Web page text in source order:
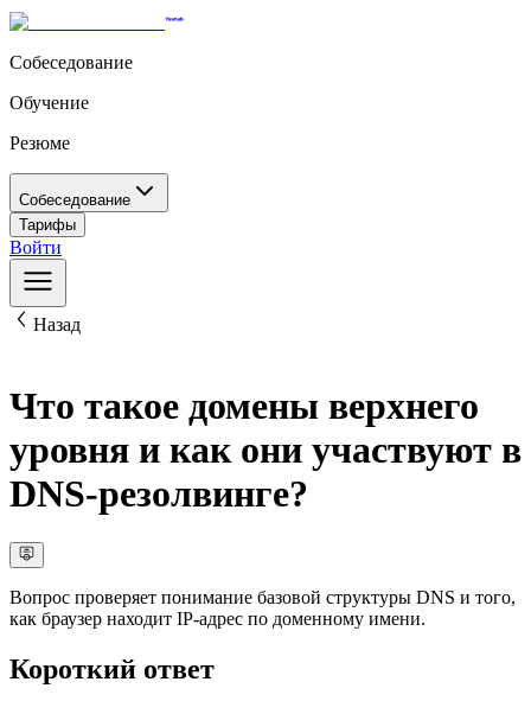
Собеседование
Обучение
Резюме
Собеседование
Тарифы
Войти
Назад
Что такое домены верхнего
уровня и как они участвуют в
DNS-резолвинге?
Вопрос проверяет понимание базовой структуры DNS и того,
как браузер находит IP-адрес по доменному имени.
Короткий ответ